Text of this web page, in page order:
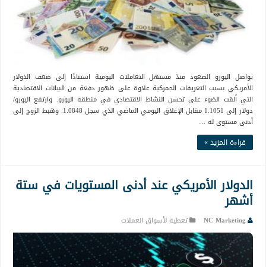
يواصل اليورو الصعود منذ مستهل التعاملات اليومية استنادًا إلى ضعف الدولار
الأمريكي بسبب التعريفات الجمركية علاوة على ظهور دفعة من البيانات الاقتصادية
التي ألقت الضوء على تحسن النشاط الاقتصادي في منطقة اليورو. وارتفع اليورو/
دولار إلى 1.1051 مقابل الإغلاق اليومي الماضي الذي سجل 1.0848. وهبط الزوج إلى
أدنى مستوى له …
قراءة المزيد »
الدولار الأمريكي عند أدنى المستويات في ستة
أشهر
NC Marketing تغطية لأسواق العملات